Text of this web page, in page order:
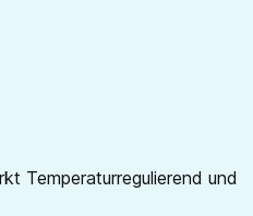
Temperaturregulierend und